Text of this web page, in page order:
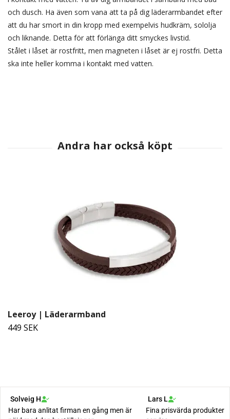
och dusch. Ha även som vana att ta på dig läderarmbandet efter
att du har smort in din kropp med exempelvis hudkräm, sololja
och liknande. Detta för att förlänga ditt smyckes livstid.
Stålet i låset är rostfritt, men magneten i låset är ej rostfri. Detta
ska inte heller komma i kontakt med vatten.
Leeroy | Läderarmband
449 SEK